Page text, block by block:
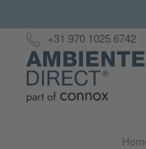
Hotline:
+31 970 1025 6742